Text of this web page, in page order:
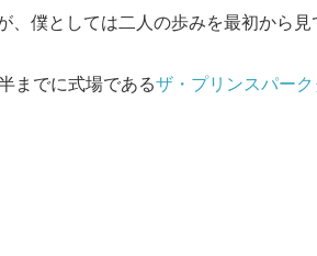
僕としては二人の歩みを最初から見
までに式場であるザ・プリンスパー